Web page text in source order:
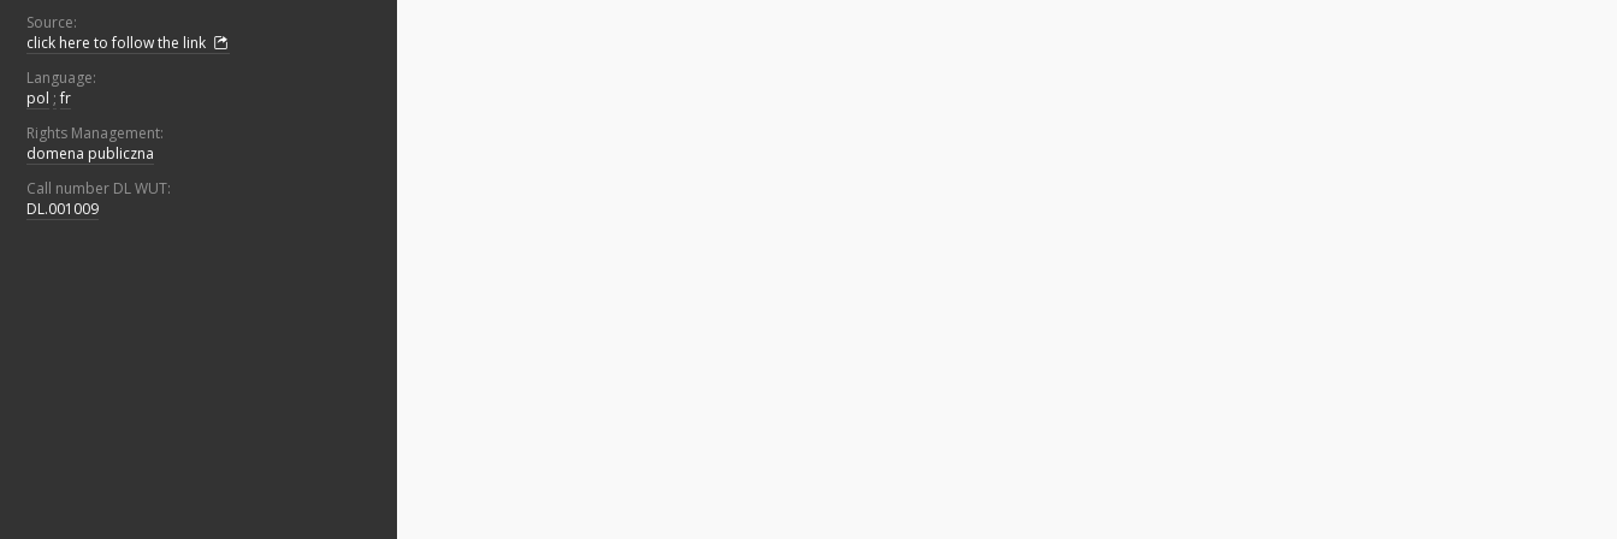
Source:
click here to follow the link
Language:
pol ; fr
Rights Management:
domena publiczna
Call number DL WUT:
DL.001009